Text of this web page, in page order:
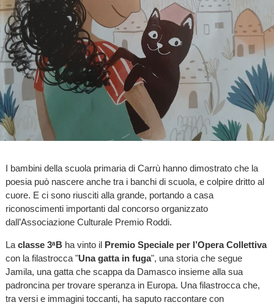
I bambini della scuola primaria di Carrù hanno dimostrato che la
poesia può nascere anche tra i banchi di scuola, e colpire dritto al
cuore. E ci sono riusciti alla grande, portando a casa
riconoscimenti importanti dal concorso organizzato
dall’Associazione Culturale Premio Roddi.
La classe 3ᵃBha vinto il Premio Speciale per l’Opera Collettiva
con la filastrocca "Una gatta in fuga", una storia che segue
Jamila, una gatta che scappa da Damasco insieme alla sua
padroncina per trovare speranza in Europa. Una filastrocca che,
tra versi e immagini toccanti, ha saputo raccontare con